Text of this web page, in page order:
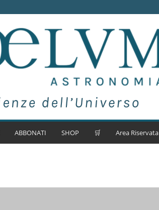
ABBONATI SHOP 🛒 Area Riservata